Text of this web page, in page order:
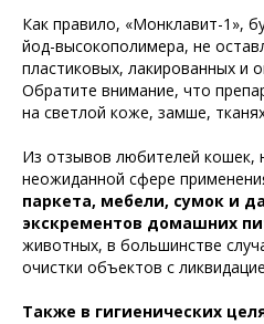
Как правило, «Монклавит-1»,
йод-высокополимера, не
пластиковых, лакированных и
Обратите внимание, что
на светлой коже, замше,
Из отзывов любителей кошек,
неожиданной сфере
паркета, мебели, сумок и
экскрементов домашних
животных, в большинстве
очистки объектов с
Также в гигиенических